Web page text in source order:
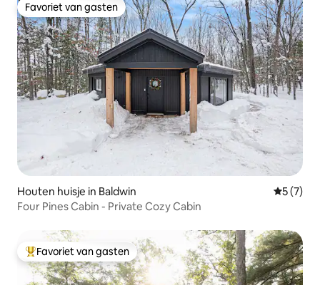
Favoriet van gasten
Favoriet van gasten
Houten huisje in Baldwin
5 (7)
Four Pines Cabin - Private Cozy Cabin
Topfavoriet van gasten
Favoriet van gasten